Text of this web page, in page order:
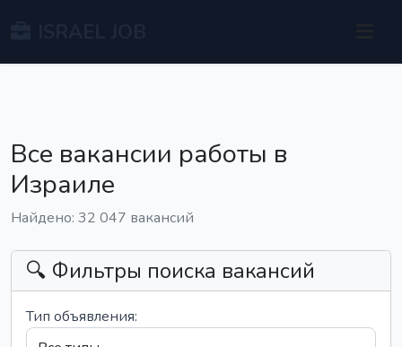
Все вакансии работы в
Израиле
Найдено: 32 047 вакансий
🔍 Фильтры поиска вакансий
Тип объявления: